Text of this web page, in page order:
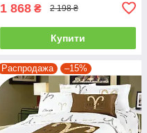
1 868 ₴ 2 198 ₴
Купити
Распродажа –15%